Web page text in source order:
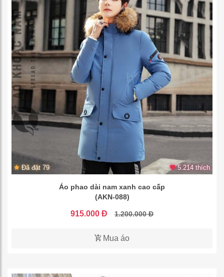
Đã đặt 79 5.214 thích
Áo phao dài nam xanh cao cấp
(AKN-088)
915.000 Đ 1.200.000 Đ
Mua áo